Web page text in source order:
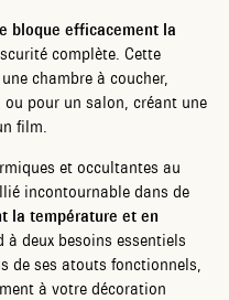
bloque efficacement la
complète. Cette
chambre à coucher,
pour un salon, créant une
film.
et occultantes au
incontournable dans de
la température et en
à deux besoins essentiels
de ses atouts fonctionnels,
à votre décoration